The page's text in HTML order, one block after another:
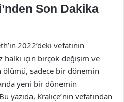
Son Dakika
2022’deki vefatının
halkı için birçok değişim ve
ölümü, sadece bir dönemin
yeni bir dönemin
yazıda, Kraliçe’nin vefatından